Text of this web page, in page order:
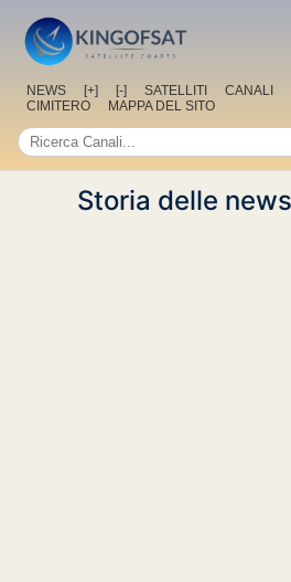
NEWS [+] [-] SATELLITI CANALI
CIMITERO
MAPPA DEL SITO
Storia delle